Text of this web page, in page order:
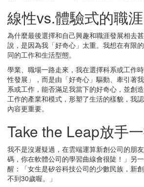
線性vs.體驗式的職涯
為什麼最後選擇和自己興趣和職涯發展相去
說，是因為我「好奇心」太重。我想在有限
同的工作和生活型態。
學業、職場一路走來，我在選擇科系或工作
性發展」，而是由「好奇心」驅動、牽引著
系或工作，能否滿足我當下的好奇心，並創
工作的產業和模式，形塑了生活的樣貌，我
內容更重要。
Take the Leap放手
我不是沒遲疑過，在雲端運算新創公司的朋
碼，你在軟體公司的學習曲線會很陡！」另
醒：「女生是矽谷科技公司的少數民族，新
不到30歲喔。」